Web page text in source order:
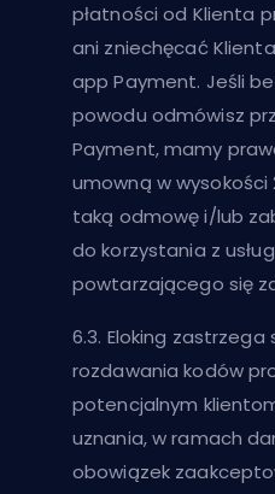
płatności od Klienta
ani zniechęcać
app Payment. Jeśli
powodu odmówisz
Payment, mamy
umowną w wysokości
taką odmowę i/lub
do korzystania z
powtarzającego się
6.3. Eloking
rozdawania kodów
potencjalnym
uznania, w ramach
obowiązek